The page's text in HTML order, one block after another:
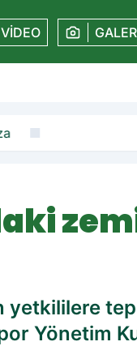
VİDEO
yetkililere
Yönetim